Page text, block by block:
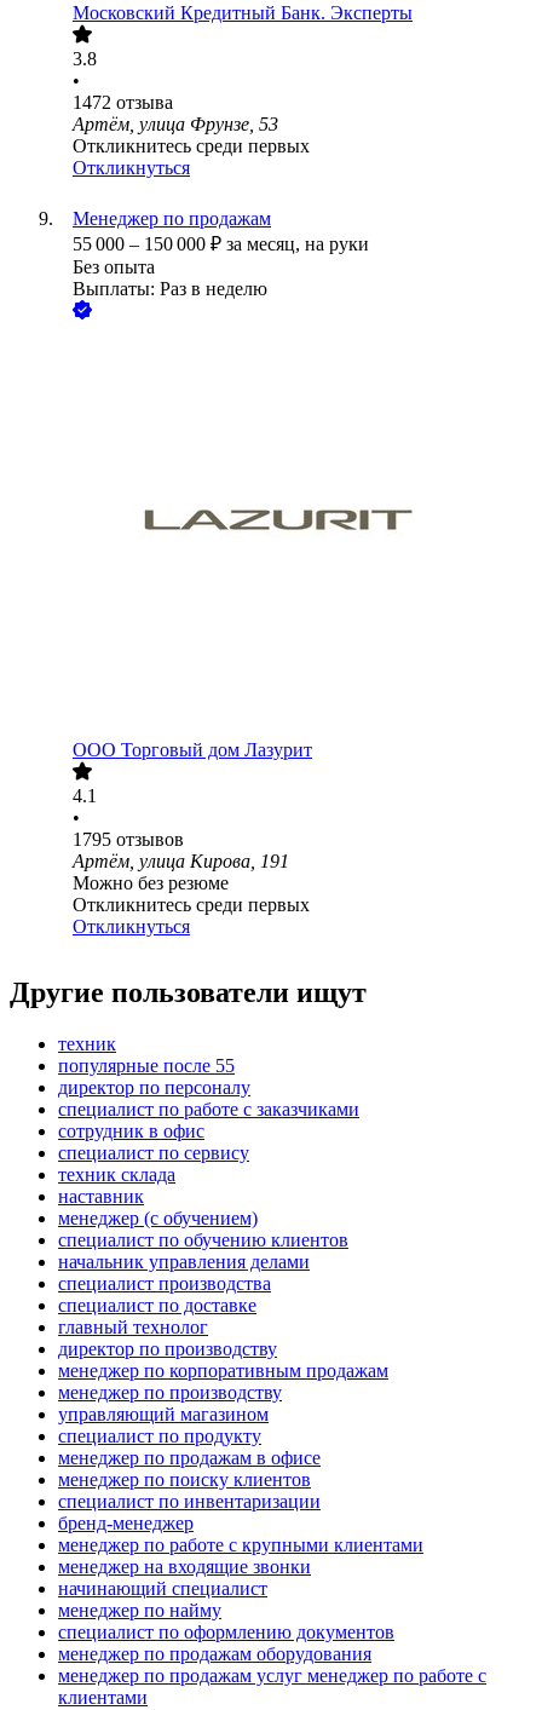
Московский Кредитный Банк. Эксперты
3.8
•
1472 отзыва
Артём, улица Фрунзе, 53
Откликнитесь среди первых
Откликнуться
Менеджер по продажам
55 000 – 150 000 ₽ за месяц, на руки
Без опыта
Выплаты: Раз в неделю
ООО Торговый дом Лазурит
4.1
•
1795 отзывов
Артём, улица Кирова, 191
Можно без резюме
Откликнитесь среди первых
Откликнуться
Другие пользователи ищут
техник
популярные после 55
директор по персоналу
специалист по работе с заказчиками
сотрудник в офис
специалист по сервису
техник склада
наставник
менеджер (с обучением)
специалист по обучению клиентов
начальник управления делами
специалист производства
специалист по доставке
главный технолог
директор по производству
менеджер по корпоративным продажам
менеджер по производству
управляющий магазином
специалист по продукту
менеджер по продажам в офисе
менеджер по поиску клиентов
специалист по инвентаризации
бренд-менеджер
менеджер по работе с крупными клиентами
менеджер на входящие звонки
начинающий специалист
менеджер по найму
специалист по оформлению документов
менеджер по продажам оборудования
менеджер по продажам услуг менеджер по работе с
клиентами